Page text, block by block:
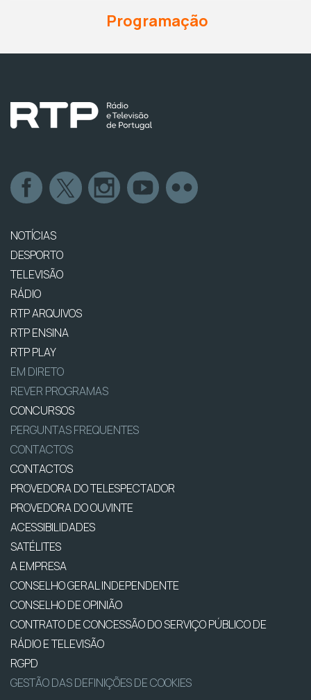
Programação
NOTÍCIAS
DESPORTO
TELEVISÃO
RÁDIO
RTP ARQUIVOS
RTP ENSINA
RTP PLAY
EM DIRETO
REVER PROGRAMAS
CONCURSOS
PERGUNTAS FREQUENTES
CONTACTOS
CONTACTOS
PROVEDORA DO TELESPECTADOR
PROVEDORA DO OUVINTE
ACESSIBILIDADES
SATÉLITES
A EMPRESA
CONSELHO GERAL INDEPENDENTE
CONSELHO DE OPINIÃO
CONTRATO DE CONCESSÃO DO SERVIÇO PÚBLICO DE
RÁDIO E TELEVISÃO
RGPD
GESTÃO DAS DEFINIÇÕES DE COOKIES